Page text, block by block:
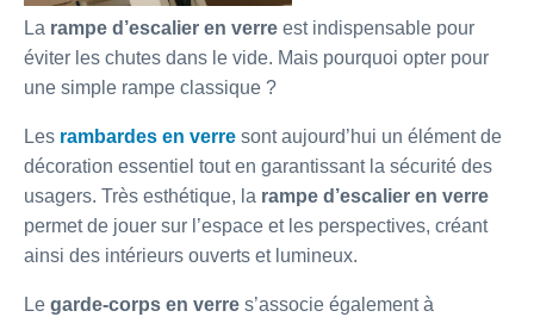
La rampe d’escalier en verre est indispensable pour
éviter les chutes dans le vide. Mais pourquoi opter pour
une simple rampe classique ?
Les rambardes en verre sont aujourd’hui un élément de
décoration essentiel tout en garantissant la sécurité des
usagers. Très esthétique, la rampe d’escalier en verre
permet de jouer sur l’espace et les perspectives, créant
ainsi des intérieurs ouverts et lumineux.
Le garde-corps en verre s’associe également à